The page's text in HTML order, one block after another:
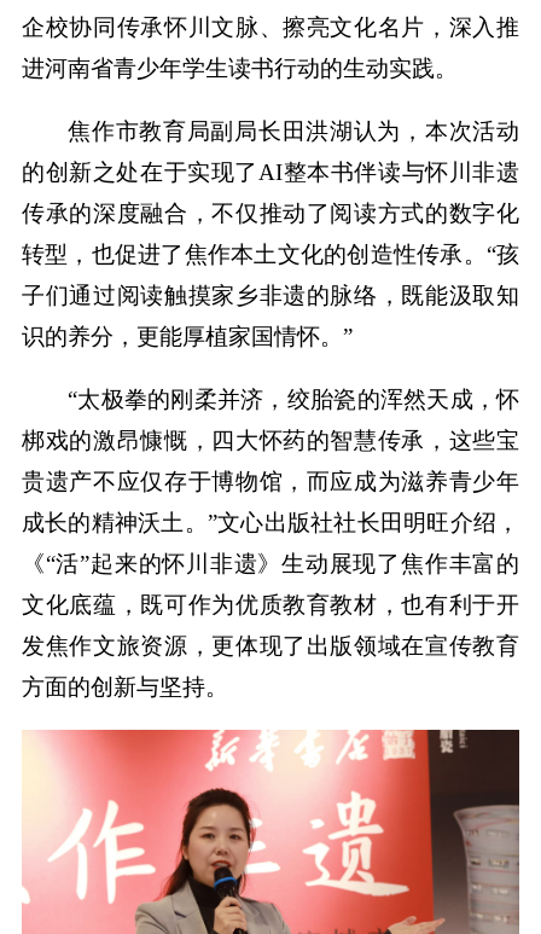
企校协同传承怀川文脉、擦亮文化名片，深入推
进河南省青少年学生读书行动的生动实践。
焦作市教育局副局长田洪湖认为，本次活动
的创新之处在于实现了AI整本书伴读与怀川非遗
传承的深度融合，不仅推动了阅读方式的数字化
转型，也促进了焦作本土文化的创造性传承。“孩
子们通过阅读触摸家乡非遗的脉络，既能汲取知
识的养分，更能厚植家国情怀。”
“太极拳的刚柔并济，绞胎瓷的浑然天成，怀
梆戏的激昂慷慨，四大怀药的智慧传承，这些宝
贵遗产不应仅存于博物馆，而应成为滋养青少年
成长的精神沃土。”文心出版社社长田明旺介绍，
《“活”起来的怀川非遗》生动展现了焦作丰富的
文化底蕴，既可作为优质教育教材，也有利于开
发焦作文旅资源，更体现了出版领域在宣传教育
方面的创新与坚持。